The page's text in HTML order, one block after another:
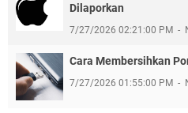
Dilaporkan
7/27/2026 02:21:00 PM
Cara Membersihkan
7/27/2026 01:55:00 PM